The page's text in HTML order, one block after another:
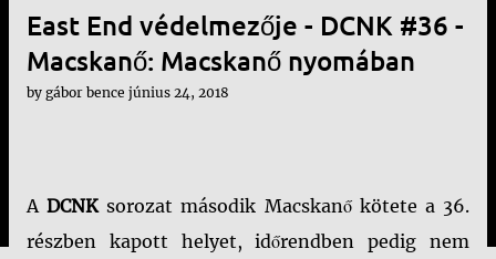
East End védelmezője - DCNK #36 -
Macskanő: Macskanő nyomában
by gábor bence június 24, 2018
ADCNKsorozat második Macskanő kötete a 36.
részben kapott helyet, időrendben pedig nem